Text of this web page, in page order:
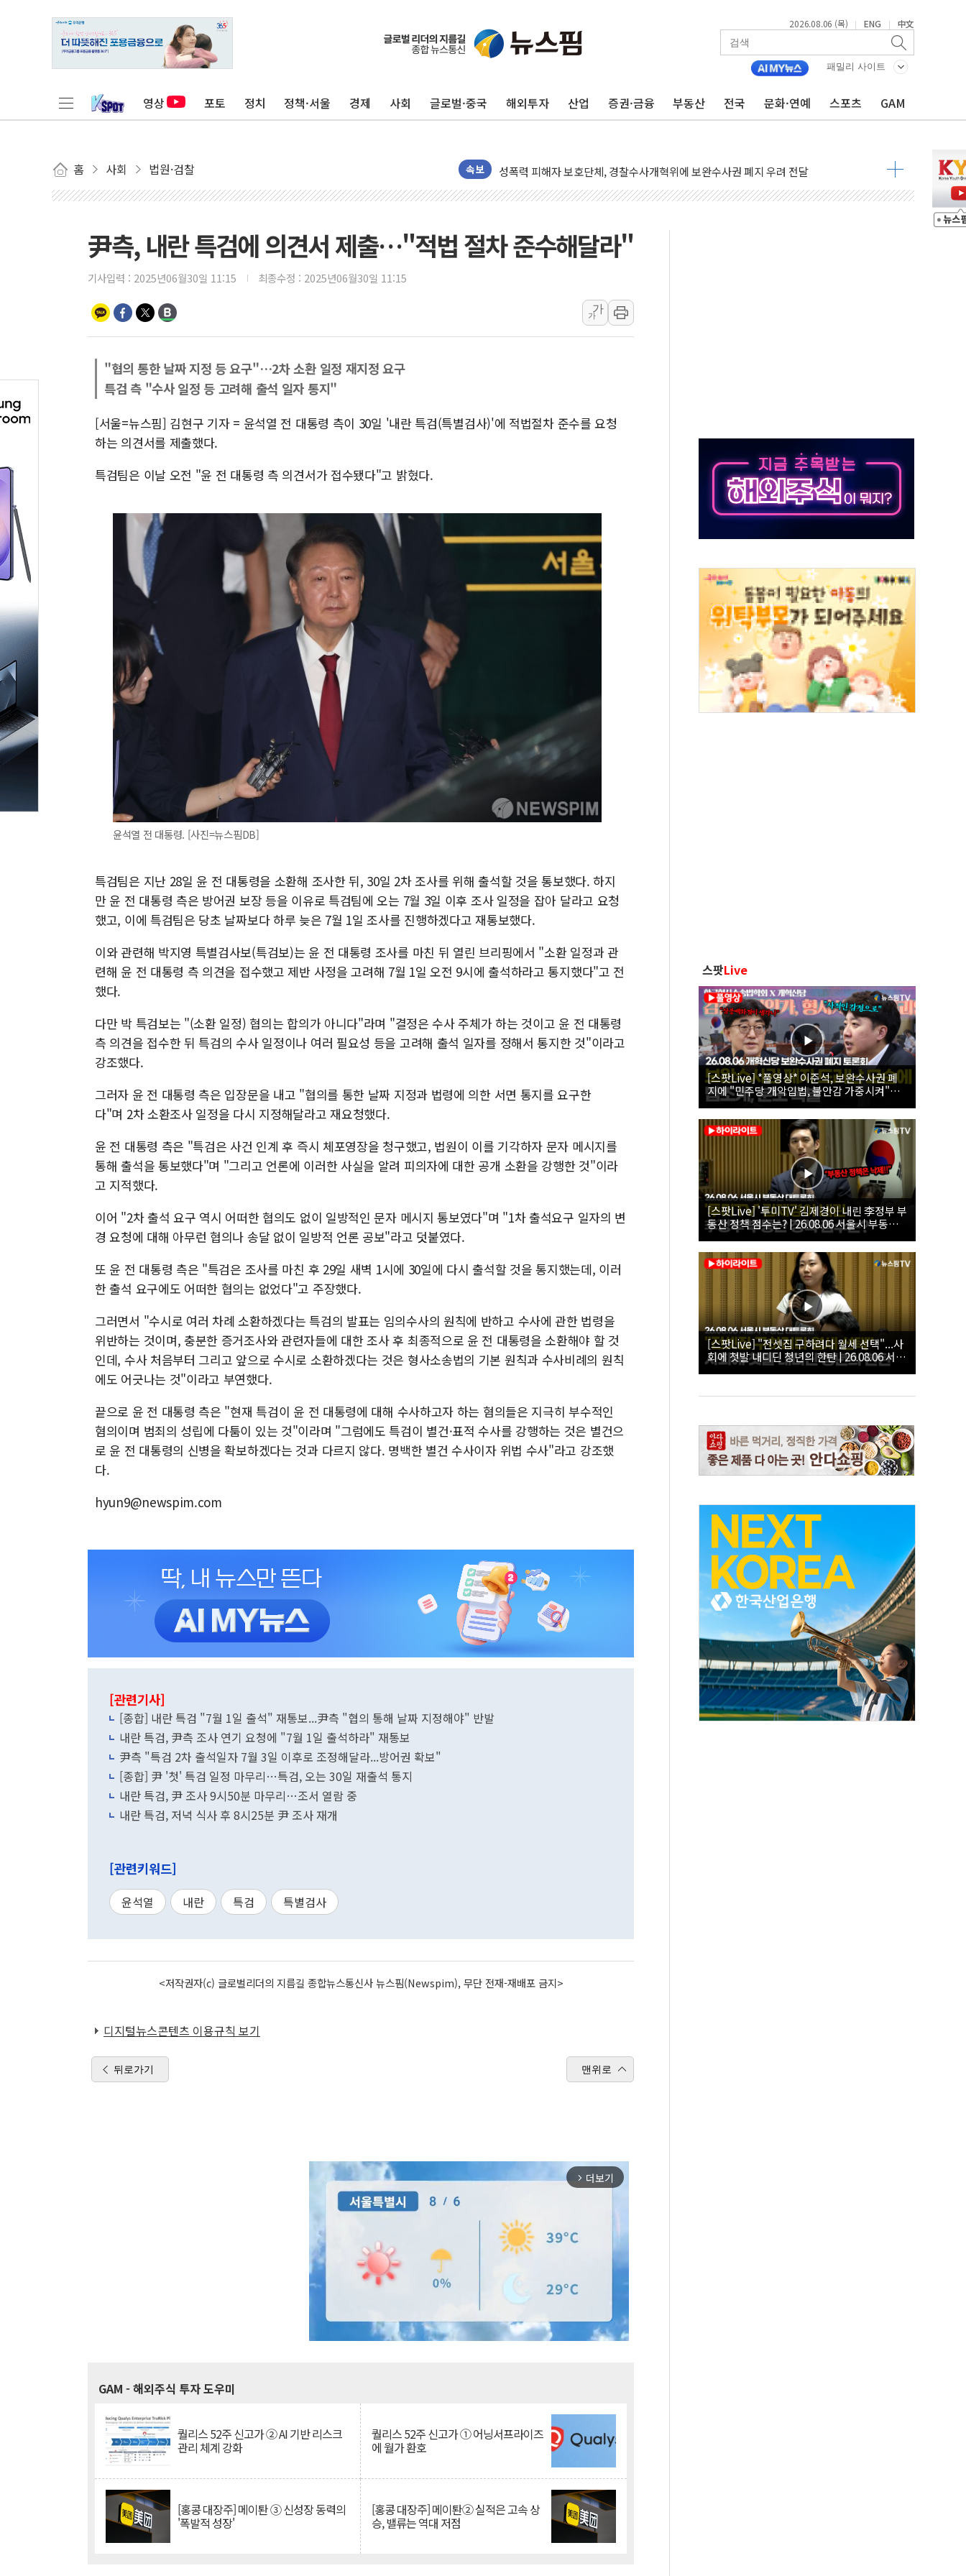
2026.08.06 (목) | ENG | 中文
패밀리 사이트
영상 포토 정치 정책·서울 경제 사회 글로벌·중국 해외투자 산업 증권·금융 부동산 전국 문화·연예 스포츠 GAM
홈 사회 법원·검찰 속보
[르포] 39도 폭염 속 잠실 개표소 시위 '62일째'..."대부분 여기서 상주"
강원·전라권 폭염중대경보 확대…온열질환자 2665명·사망 23명
빚투·레버리지 줄었지만, 반도체 두 종목에 코스피 '휘청'
[2보] 북한, 원산서 동해상 단거리 탄도미사일 발사
종로·중구 오피스 78%가 준공 10년 이상…리뉴얼이 경쟁력 가른다
성폭력 피해자 보호단체, 경찰수사개혁위에 보완수사권 폐지 우려 전달
우크라, 러 탄도미사일 공격에 속수무책… 패트리엇 미사일 지원, 작년의 3분의 1
[종합] 특검, '양평' 원희룡 2차 조사…'당정대 회의' 한동훈·방기선 수사도 속도
[내일날씨] 절기상 '입추'에 폭염 절정…서울 한낮 39도
개혁신당 "민주, '盧 수사' 악연으로 형사사법 틀 바꿔…국민 불안감 가중"
CJ온스타일, 2분기 영업익 260억원…전년 比 21.2%↑
AI 연산은 포항, 전력 저장은 영광…지역펀드 9·10호 확정
尹측, 내란 특검에 의견서 제출…"적법 절차 준수해달라"
기사입력 : 2025년06월30일 11:15 최종수정 : 2025년06월30일 11:15
가
가
"협의 통한 날짜 지정 등 요구"…2차 소환 일정 재지정 요구
특검 측 "수사 일정 등 고려해 출석 일자 통지"
[서울=뉴스핌] 김현구 기자 = 윤석열 전 대통령 측이 30일 '내란 특검(특별검사)'에 적법절차 준수를 요청
하는 의견서를 제출했다.
특검팀은 이날 오전 "윤 전 대통령 측 의견서가 접수됐다"고 밝혔다.
윤석열 전 대통령. [사진=뉴스핌DB]
특검팀은 지난 28일 윤 전 대통령을 소환해 조사한 뒤, 30일 2차 조사를 위해 출석할 것을 통보했다. 하지
만 윤 전 대통령 측은 방어권 보장 등을 이유로 특검팀에 오는 7월 3일 이후 조사 일정을 잡아 달라고 요청
했고, 이에 특검팀은 당초 날짜보다 하루 늦은 7월 1일 조사를 진행하겠다고 재통보했다.
이와 관련해 박지영 특별검사보(특검보)는 윤 전 대통령 조사를 마친 뒤 열린 브리핑에서 "소환 일정과 관
련해 윤 전 대통령 측 의견을 접수했고 제반 사정을 고려해 7월 1일 오전 9시에 출석하라고 통지했다"고 전
했다.
다만 박 특검보는 "(소환 일정) 협의는 합의가 아니다"라며 "결정은 수사 주체가 하는 것이고 윤 전 대통령
측 의견을 접수한 뒤 특검의 수사 일정이나 여러 필요성 등을 고려해 출석 일자를 정해서 통지한 것"이라고
강조했다.
그러자 윤 전 대통령 측은 입장문을 내고 "협의를 통한 날짜 지정과 법령에 의한 서면 통지를 요구한
다"며 2차 소환조사 일정을 다시 지정해달라고 재요청했다.
윤 전 대통령 측은 "특검은 사건 인계 후 즉시 체포영장을 청구했고, 법원이 이를 기각하자 문자 메시지를
통해 출석을 통보했다"며 "그리고 언론에 이러한 사실을 알려 피의자에 대한 공개 소환을 강행한 것"이라
고 지적했다.
이어 "2차 출석 요구 역시 어떠한 협의도 없이 일방적인 문자 메시지 통보였다"며 "1차 출석요구 일자의 변
경 요청에 대해 아무런 협의나 송달 없이 일방적 언론 공보"라고 덧붙였다.
또 윤 전 대통령 측은 "특검은 조사를 마친 후 29일 새벽 1시에 30일에 다시 출석할 것을 통지했는데, 이러
한 출석 요구에도 어떠한 협의는 없었다"고 주장했다.
그러면서 "수시로 여러 차례 소환하겠다는 특검의 발표는 임의수사의 원칙에 반하고 수사에 관한 법령을
위반하는 것이며, 충분한 증거조사와 관련자들에 대한 조사 후 최종적으로 윤 전 대통령을 소환해야 할 것
인데, 수사 처음부터 그리고 앞으로 수시로 소환하겠다는 것은 형사소송법의 기본 원칙과 수사비례의 원칙
에도 어긋나는 것"이라고 부연했다.
끝으로 윤 전 대통령 측은 "현재 특검이 윤 전 대통령에 대해 수사하고자 하는 혐의들은 지극히 부수적인
혐의이며 범죄의 성립에 다툼이 있는 것"이라며 "그럼에도 특검이 별건·표적 수사를 강행하는 것은 별건으
로 윤 전 대통령의 신병을 확보하겠다는 것과 다르지 않다. 명백한 별건 수사이자 위법 수사"라고 강조했
다.
hyun9@newspim.com
[관련기사]
[종합] 내란 특검 "7월 1일 출석" 재통보...尹측 "협의 통해 날짜 지정해야" 반발
내란 특검, 尹측 조사 연기 요청에 "7월 1일 출석하라" 재통보
尹측 "특검 2차 출석일자 7월 3일 이후로 조정해달라...방어권 확보"
[종합] 尹 '첫' 특검 일정 마무리…특검, 오는 30일 재출석 통지
내란 특검, 尹 조사 9시50분 마무리…조서 열람 중
내란 특검, 저녁 식사 후 8시25분 尹 조사 재개
[관련키워드]
윤석열 내란 특검 특별검사
<저작권자(c) 글로벌리더의 지름길 종합뉴스통신사 뉴스핌(Newspim), 무단 전재-재배포 금지>
디지털뉴스콘텐츠 이용규칙 보기
뒤로가기 맨위로
arrow_forward_ios 더보기
GAM - 해외주식 투자 도우미
퀄리스 52주 신고가 ② AI 기반 리스크
관리 체계 강화
퀄리스 52주 신고가 ① 어닝서프라이즈
에 월가 환호
[홍콩 대장주] 메이퇀 ③ 신성장 동력의
'폭발적 성장'
[홍콩 대장주] 메이퇀② 실적은 고속 상
승, 밸류는 역대 저점
스팟Live
[스팟Live] *풀영상* 이준석, 보완수사권 폐
지에 "민주당 개악입법, 불안감 가중시켜"｜
26.08.06 개혁신당 보완수사권 폐지 토론회
[스팟Live] '투미TV' 김제경이 내린 李정부 부
동산 정책 점수는? | 26.08.06 서울시 부동산
대토론회
[스팟Live] "전셋집 구하려다 월세 선택"...사
회에 첫발 내디딘 청년의 한탄 | 26.08.06 서울
시 부동산 대토론회